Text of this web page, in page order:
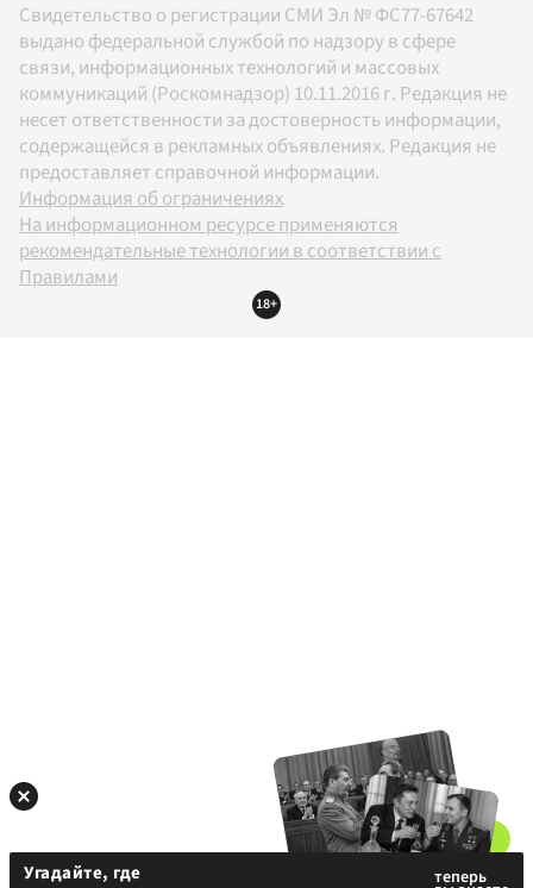
Свидетельство о регистрации СМИ Эл № ФС77-67642
выдано федеральной службой по надзору в сфере
связи, информационных технологий и массовых
коммуникаций (Роскомнадзор) 10.11.2016 г. Редакция не
несет ответственности за достоверность информации,
содержащейся в рекламных объявлениях. Редакция не
предоставляет справочной информации.
Информация об ограничениях
На информационном ресурсе применяются
рекомендательные технологии в соответствии с
Правилами
18+
Угадайте, где